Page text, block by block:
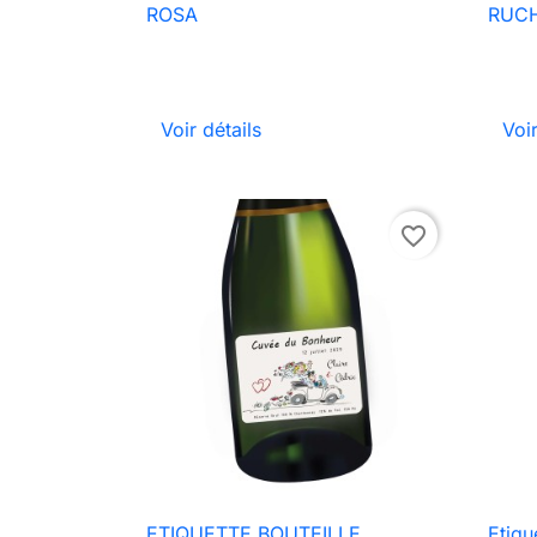
ROSA
Voir détails
favorite_border